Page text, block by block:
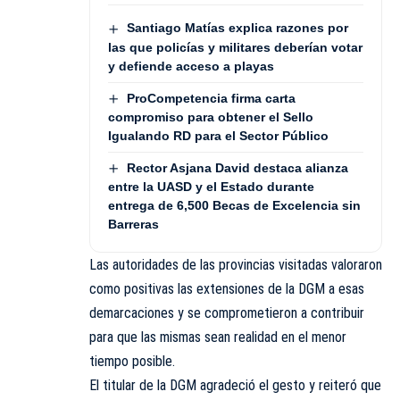
Santiago Matías explica razones por
las que policías y militares deberían votar
y defiende acceso a playas
ProCompetencia firma carta
compromiso para obtener el Sello
Igualando RD para el Sector Público
Rector Asjana David destaca alianza
entre la UASD y el Estado durante
entrega de 6,500 Becas de Excelencia sin
Barreras
Las autoridades de las provincias visitadas valoraron
como positivas las extensiones de la DGM a esas
demarcaciones y se comprometieron a contribuir
para que las mismas sean realidad en el menor
tiempo posible.
El titular de la DGM agradeció el gesto y reiteró que